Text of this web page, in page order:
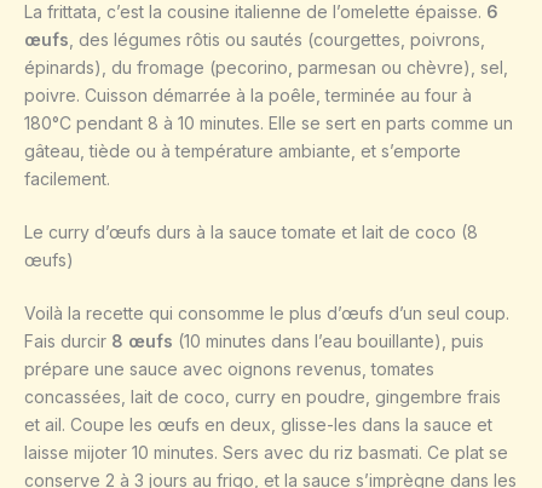
La frittata, c’est la cousine italienne de l’omelette épaisse. 6
œufs , des légumes rôtis ou sautés (courgettes, poivrons,
épinards), du fromage (pecorino, parmesan ou chèvre), sel,
poivre. Cuisson démarrée à la poêle, terminée au four à
180°C pendant 8 à 10 minutes. Elle se sert en parts comme un
gâteau, tiède ou à température ambiante, et s’emporte
facilement.
Le curry d’œufs durs à la sauce tomate et lait de coco (8
œufs)
Voilà la recette qui consomme le plus d’œufs d’un seul coup.
Fais durcir 8 œufs (10 minutes dans l’eau bouillante), puis
prépare une sauce avec oignons revenus, tomates
concassées, lait de coco, curry en poudre, gingembre frais
et ail. Coupe les œufs en deux, glisse-les dans la sauce et
laisse mijoter 10 minutes. Sers avec du riz basmati. Ce plat se
conserve 2 à 3 jours au frigo, et la sauce s’imprègne dans les